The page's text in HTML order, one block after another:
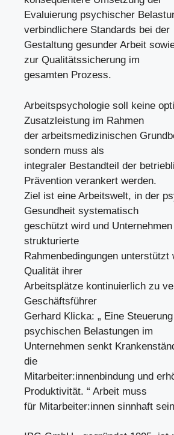
Evaluierung psychischer
verbindlichere Standards bei der
Gestaltung gesunder Arbeit
zur Qualitätssicherung im
gesamten Prozess.
Arbeitspsychologie soll keine
Zusatzleistung im Rahmen
der arbeitsmedizinischen
sondern muss als
integraler Bestandteil der
Prävention verankert werden.
Ziel ist eine Arbeitswelt, in der
Gesundheit systematisch
geschützt wird und
strukturierte
Rahmenbedingungen unterstützt
Qualität ihrer
Arbeitsplätze kontinuierlich zu
Geschäftsführer
Gerhard Klicka: „ Eine
psychischen Belastungen im
Unternehmen senkt
die
Mitarbeiter:innenbindung und
Produktivität. “ Arbeit muss
für Mitarbeiter:innen sinnhaft